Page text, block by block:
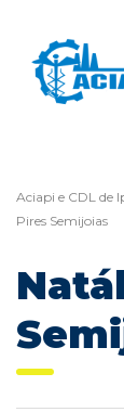
Aciapi e CDL de
Pires Semijoias